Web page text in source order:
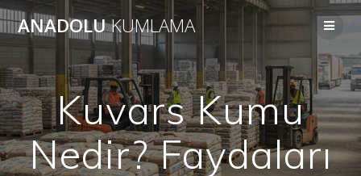
to
content
ANADOLUKUMLAMA
Kuvars Kumu
Nedir? Faydaları